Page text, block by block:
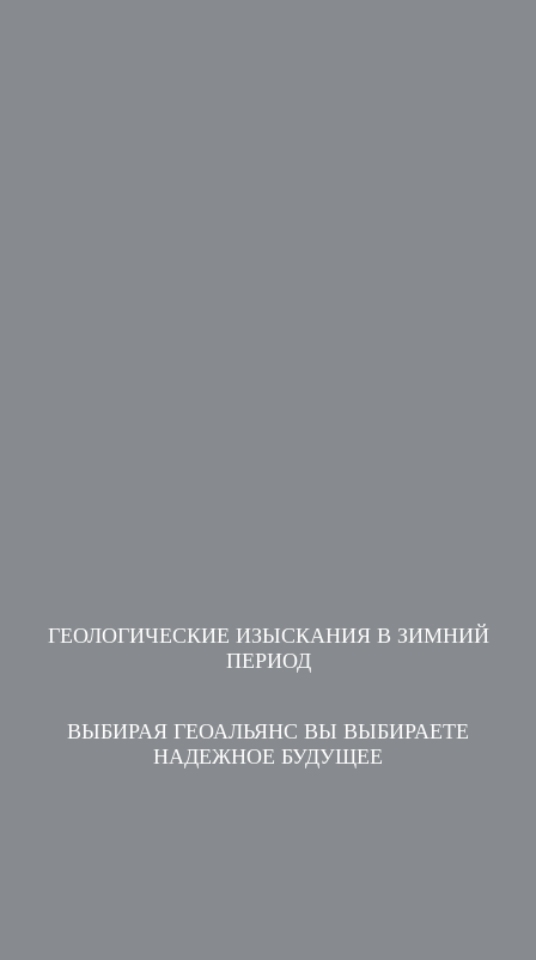
ГЕОЛОГИЧЕСКИЕ ИЗЫСКАНИЯ В ЗИМНИЙ
ПЕРИОД
ВЫБИРАЯ ГЕОАЛЬЯНС ВЫ ВЫБИРАЕТЕ
НАДЕЖНОЕ БУДУЩЕЕ